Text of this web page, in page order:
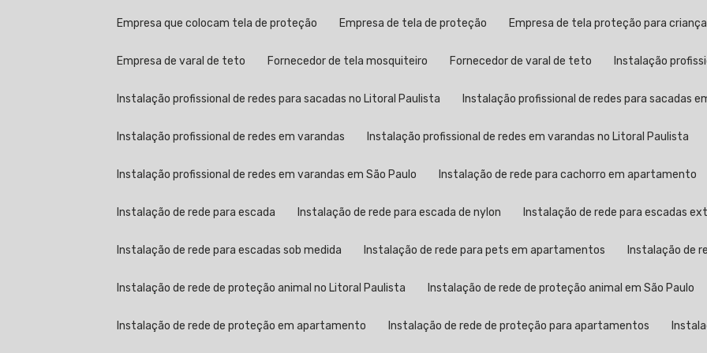
Empresa que colocam tela de proteção Empresa de tela de proteção Empresa de tela proteção para criança
Empresa de varal de teto Fornecedor de tela mosquiteiro Fornecedor de varal de teto Instalação
Instalação profissional de redes para sacadas no Litoral Paulista Instalação profissional de redes para sacadas
Instalação profissional de redes em varandas Instalação profissional de redes em varandas no Litoral Paulista
Instalação profissional de redes em varandas em São Paulo Instalação de rede para cachorro em apartamento
Instalação de rede para escada Instalação de rede para escada de nylon Instalação de rede para escadas
Instalação de rede para escadas sob medida Instalação de rede para pets em apartamentos Instalação de
Instalação de rede de proteção animal no Litoral Paulista Instalação de rede de proteção animal em São Paulo
Instalação de rede de proteção em apartamento Instalação de rede de proteção para apartamentos